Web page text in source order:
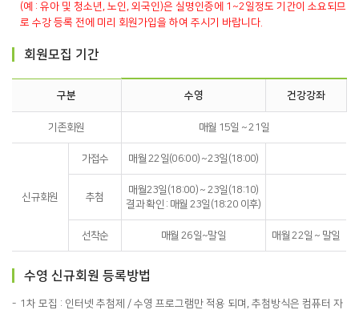
(예 : 유아 및 청소년, 노인, 외국인)은 실명인증에 1~2일정도 기간이 소요되므
로 수강 등록 전에 미리 회원가입을 하여 주시기 바랍니다.
회원모집 기간
구분 수영 건강강좌
기존회원 매월 15일 ~ 21일
신규회원
가접수 매월 22일(06:00) ~23일(18:00)
추첨
매월23일(18:00) ~ 23일(18:10)
결과 확인 : 매월 23일(18:20 이후)
선착순 매월 26일~말일 매월 22일 ~ 말일
수영 신규회원 등록방법
1차 모집 : 인터넷 추첨제 / 수영 프로그램만 적용 되며, 추첨방식은 컴퓨터 자